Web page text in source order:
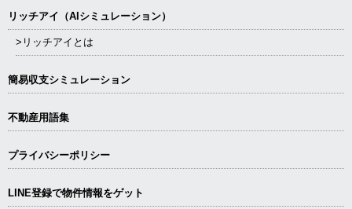
リッチアイ（AIシミュレーション）
>リッチアイとは
簡易収支シミュレーション
不動産用語集
プライバシーポリシー
LINE登録で物件情報をゲット